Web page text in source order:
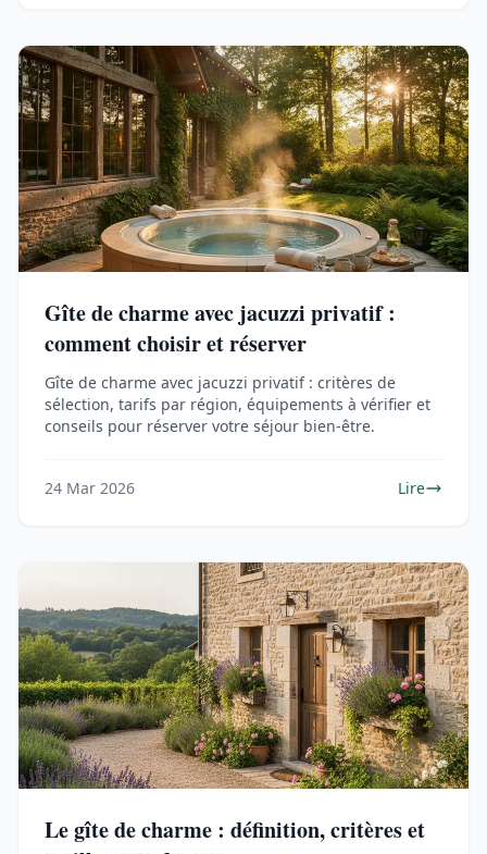
Gîte de charme avec jacuzzi privatif :
comment choisir et réserver
Gîte de charme avec jacuzzi privatif : critères de
sélection, tarifs par région, équipements à vérifier et
conseils pour réserver votre séjour bien-être.
24 Mar 2026 Lire
Le gîte de charme : définition, critères et